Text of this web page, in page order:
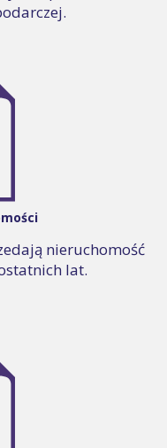
nieruchomość
lat.